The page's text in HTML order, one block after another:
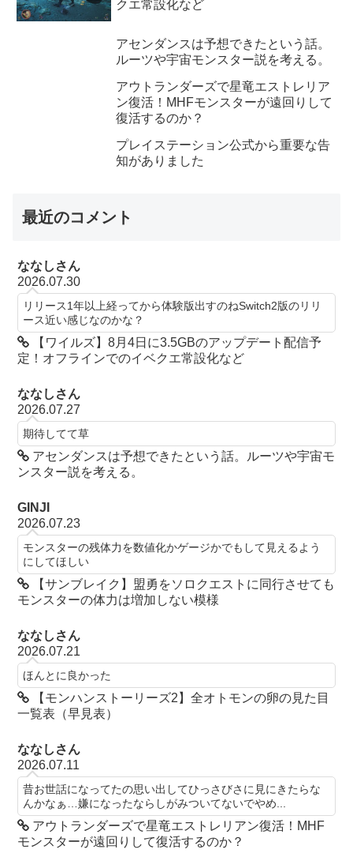
クエ常設化など
アセンダンスは予想できたという話。
ルーツや宇宙モンスター説を考える。
アウトランダーズで星竜エストレリア
ン復活！MHFモンスターが遠回りして
復活するのか？
プレイステーション公式から重要な告
知がありました
最近のコメント
ななしさん
2026.07.30
リリース1年以上経ってから体験版出すのねSwitch2版のリリ
ース近い感じなのかな？
【ワイルズ】8月4日に3.5GBのアップデート配信予
定！オフラインでのイベクエ常設化など
ななしさん
2026.07.27
期待してて草
アセンダンスは予想できたという話。ルーツや宇宙モ
ンスター説を考える。
GINJI
2026.07.23
モンスターの残体力を数値化かゲージかでもして見えるよう
にしてほしい
【サンブレイク】盟勇をソロクエストに同行させても
モンスターの体力は増加しない模様
ななしさん
2026.07.21
ほんとに良かった
【モンハンストーリーズ2】全オトモンの卵の見た目
一覧表（早見表）
ななしさん
2026.07.11
昔お世話になってたの思い出してひっさびさに見にきたらな
んかなぁ…嫌になったならしがみついてないでやめ...
アウトランダーズで星竜エストレリアン復活！MHF
モンスターが遠回りして復活するのか？